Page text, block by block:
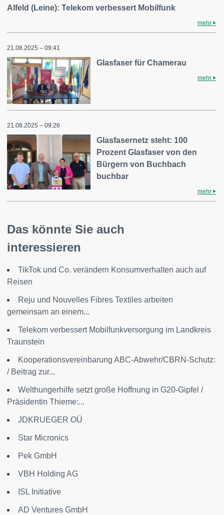
Alfeld (Leine): Telekom verbessert Mobilfunk
mehr
21.08.2025 – 09:41
Glasfaser für Chamerau
mehr
21.08.2025 – 09:26
Glasfasernetz steht: 100
Prozent Glasfaser von den
Bürgern von Buchbach
buchbar
mehr
Das könnte Sie auch
interessieren
TikTok und Co. verändern Konsumverhalten auch auf
Reisen
Reju und Nouvelles Fibres Textiles arbeiten
gemeinsam an einem...
Telekom verbessert Mobilfunkversorgung im Landkreis
Traunstein
Kooperationsvereinbarung ABC-Abwehr/CBRN-Schutz:
/ Beitrag zur...
Welthungerhilfe setzt große Hoffnung in G20-Gipfel /
Präsidentin Thieme:...
JDKRUEGER OÜ
Star Micronics
Pek GmbH
VBH Holding AG
ISL Initiative
AD Ventures GmbH